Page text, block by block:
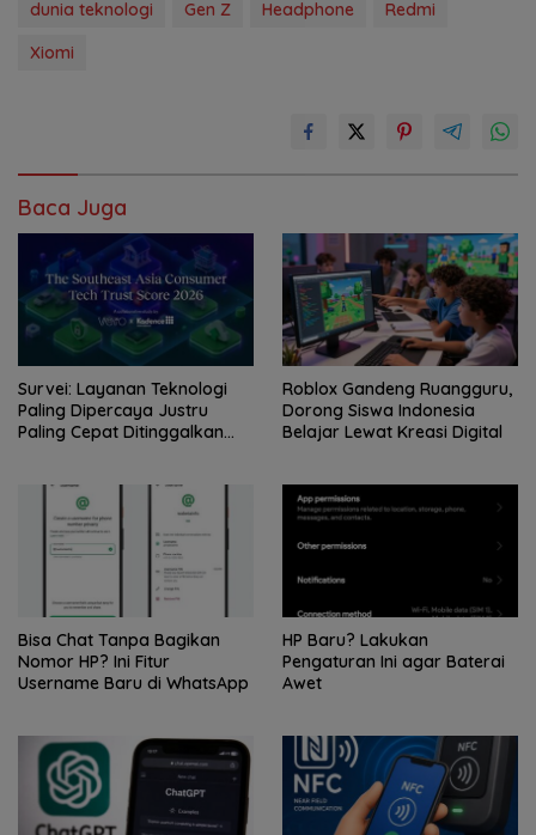
dunia teknologi Gen Z Headphone
Redmi
Xiomi
Baca Juga
Survei: Layanan Teknologi
Paling Dipercaya Justru
Paling Cepat Ditinggalkan
Roblox Gandeng Ruangguru,
Dorong Siswa Indonesia
Belajar Lewat Kreasi Digital
Bisa Chat Tanpa Bagikan
Nomor HP? Ini Fitur
Username Baru di WhatsApp
HP Baru? Lakukan
Pengaturan Ini agar Baterai
Awet